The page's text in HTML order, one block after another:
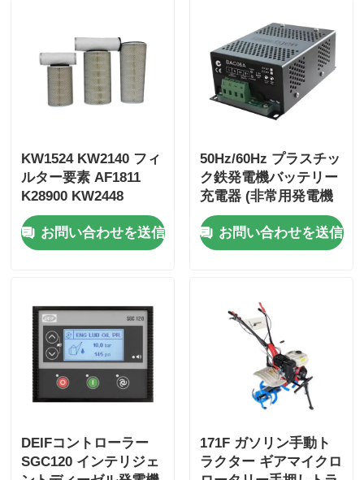
KW1524 KW2140 フィ
ルター要素 AF1811
K28900 KW2448
AA2960 AA90139
お問い合わせを送信
50Hz/60Hz プラスチッ
ク鉄発電機バッテリー
充電器 (非常用発電機
用)
お問い合わせを送信
DEIFコントローラー
SGC120 インテリジェ
171F ガソリン手動ト
ラクター ギアマイクロ